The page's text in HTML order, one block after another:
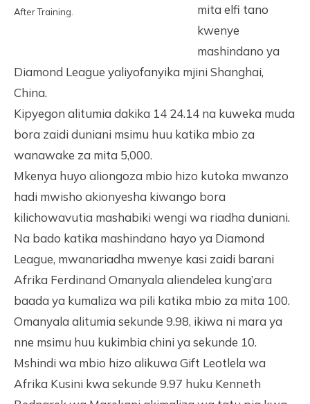
After Training.
mita elfi tano
kwenye
mashindano ya
Diamond League yaliyofanyika mjini Shanghai,
China.
Kipyegon alitumia dakika 14 24.14 na kuweka muda
bora zaidi duniani msimu huu katika mbio za
wanawake za mita 5,000.
Mkenya huyo aliongoza mbio hizo kutoka mwanzo
hadi mwisho akionyesha kiwango bora
kilichowavutia mashabiki wengi wa riadha duniani.
Na bado katika mashindano hayo ya Diamond
League, mwanariadha mwenye kasi zaidi barani
Afrika Ferdinand Omanyala aliendelea kung’ara
baada ya kumaliza wa pili katika mbio za mita 100.
Omanyala alitumia sekunde 9.98, ikiwa ni mara ya
nne msimu huu kukimbia chini ya sekunde 10.
Mshindi wa mbio hizo alikuwa Gift Leotlela wa
Afrika Kusini kwa sekunde 9.97 huku Kenneth